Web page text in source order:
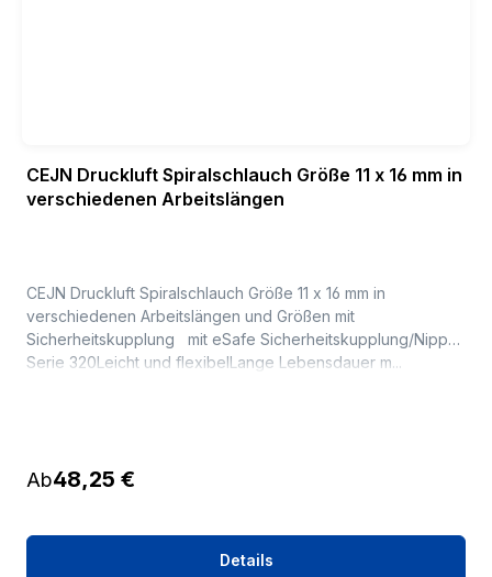
CEJN Druckluft Spiralschlauch Größe 11 x 16 mm in
verschiedenen Arbeitslängen
CEJN Druckluft Spiralschlauch Größe 11 x 16 mm in
verschiedenen Arbeitslängen und Größen mit
Sicherheitskupplung mit eSafe Sicherheitskupplung/Nippel
Serie 320Leicht und flexibelLange Lebensdauer m...
Regulärer Preis:
Ab48,25 €
Details